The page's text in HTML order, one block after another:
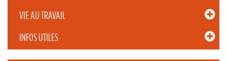
VIE AU TRAVAIL
INFOS UTILES